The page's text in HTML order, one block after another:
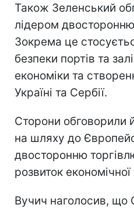
Також Зеленський
лідером
Зокрема це
безпеки портів та
економіки та
Україні та Сербії.
Сторони обговорили
на шляху до
двосторонню
розвиток економічної
Вучич наголосив, що